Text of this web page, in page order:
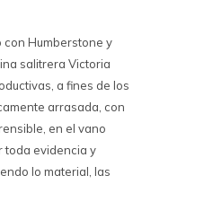
con Humberstone y
salitrera Victoria
a fines de los
arrasada, con
en el vano
toda evidencia y
lo material, las